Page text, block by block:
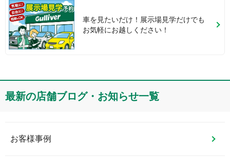
車を見たいだけ！展示場見学だけでも
お気軽にお越しください！
最新の店舗ブログ・お知らせ一覧
お客様事例